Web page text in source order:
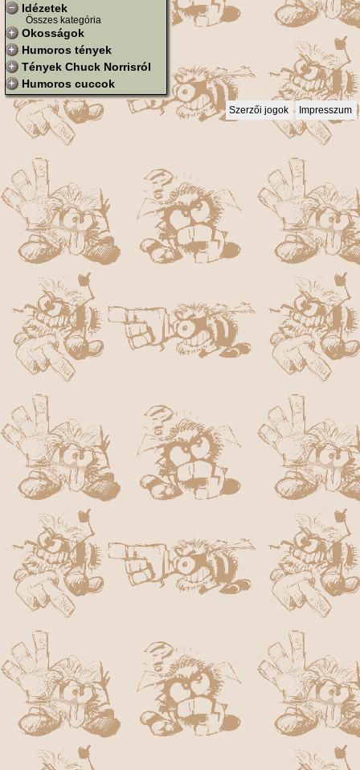
Idézetek
Összes kategória
Okosságok
Humoros tények
Tények Chuck Norrisról
Humoros cuccok
Szerzői jogok Impresszum